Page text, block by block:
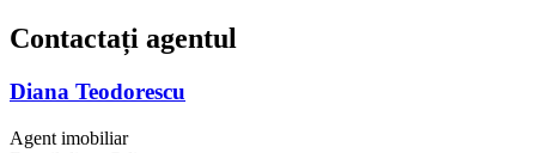
Contactați agentul
Diana Teodorescu
Agent imobiliar